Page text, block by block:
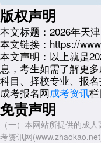
健康状况：身体健康，
二、学历门槛(根据报考
高起专 / 高起本(高中起点
括中专、职高、技校毕业)。
专升本(专科起点)：必须
等学校、高等教育自学考试
上证书(即学信网可查的正规
三、异地户籍报考要求
特别提醒：仅有“居住登
版权声明
本文标题： 2026年天
本文链接： https://
本文声明： 以上就是
息，考生如需了解更
科目、择校专业、报
成考报名网成考资讯栏
免责声明
（一）本网站所提供的成
考资讯网